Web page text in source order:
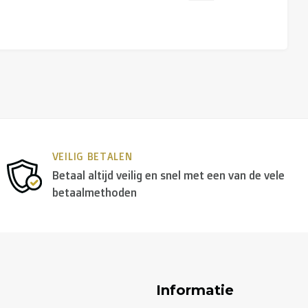
VEILIG BETALEN
Betaal altijd veilig en snel met een van de vele
betaalmethoden
Informatie